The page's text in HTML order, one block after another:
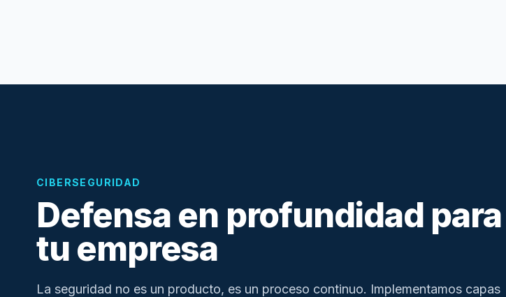
CIBERSEGURIDAD
Defensa en profundidad para
tu empresa
La seguridad no es un producto, es un proceso continuo. Implementamos capas